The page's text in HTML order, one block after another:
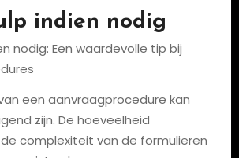
indien nodig
nodig: Een waardevolle tip bij
een aanvraagprocedure kan
zijn. De hoeveelheid
complexiteit van de formulieren